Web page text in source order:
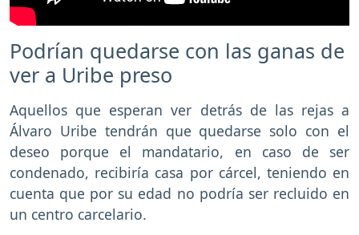
Podrían quedarse con las ganas de
ver a Uribe preso
Aquellos que esperan ver detrás de las rejas a
Álvaro Uribe tendrán que quedarse solo con el
deseo porque el mandatario, en caso de ser
condenado, recibiría casa por cárcel, teniendo en
cuenta que por su edad no podría ser recluido en
un centro carcelario.